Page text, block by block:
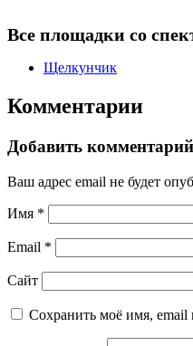
Все площадки со
Щелкунчик
Комментарии
Добавить комментарий
Ваш адрес email не будет
Имя *
Email *
Сайт
Сохранить моё имя, email